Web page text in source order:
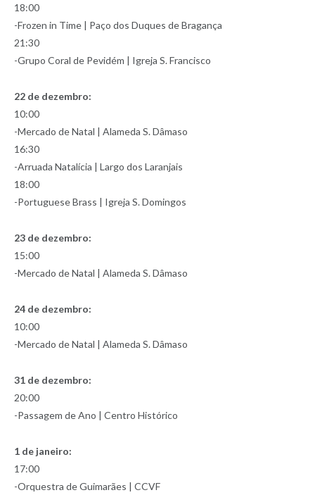
18:00
-Frozen in Time | Paço dos Duques de Bragança
21:30
-Grupo Coral de Pevidém | Igreja S. Francisco
22 de dezembro:
10:00
-Mercado de Natal | Alameda S. Dâmaso
16:30
-Arruada Natalícia | Largo dos Laranjais
18:00
-Portuguese Brass | Igreja S. Domingos
23 de dezembro:
15:00
-Mercado de Natal | Alameda S. Dâmaso
24 de dezembro:
10:00
-Mercado de Natal | Alameda S. Dâmaso
31 de dezembro:
20:00
-Passagem de Ano | Centro Histórico
1 de janeiro:
17:00
-Orquestra de Guimarães | CCVF